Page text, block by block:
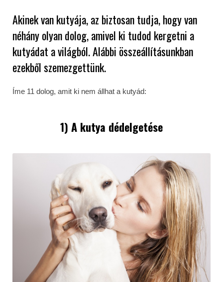
Akinek van kutyája, az biztosan tudja, hogy van
néhány olyan dolog, amivel ki tudod kergetni a
kutyádat a világból. Alábbi összeállításunkban
ezekből szemezgettünk.
Íme 11 dolog, amit ki nem állhat a kutyád:
1) A kutya dédelgetése